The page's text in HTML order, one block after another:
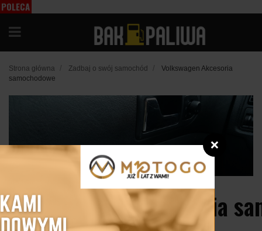
POLECA
Strona główna / Zadbaj o swój samochód /
Volkswagen Akcesoria
samochodowe
Volkswagen Akcesoria
21 maja 2021
❌